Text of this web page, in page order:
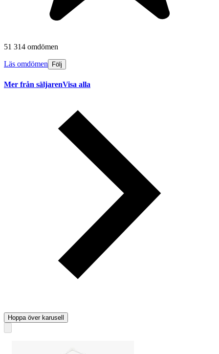
51 314 omdömen
Läs omdömen Följ
Mer från säljarenVisa alla
Hoppa över karusell